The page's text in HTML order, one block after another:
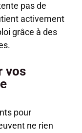
pas de
activement
grâce à des
vos
pour
ne rien